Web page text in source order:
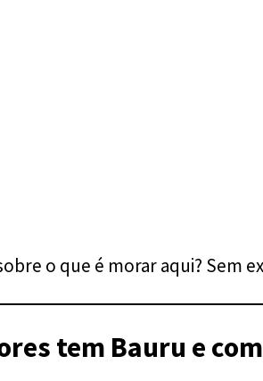
o que é morar aqui? Sem
tem Bauru e